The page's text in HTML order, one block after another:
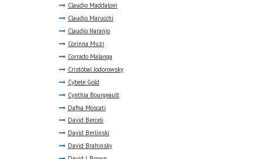
Claudio Maddaloni
Claudio Marucchi
Claudio Naranjo
Corinna Muzi
Corrado Malanga
Cristóbal Jodorowsky
Cybele Gold
Cynthia Bourgeault
Dafna Moscati
David Berceli
David Berlinski
David Brahinsky